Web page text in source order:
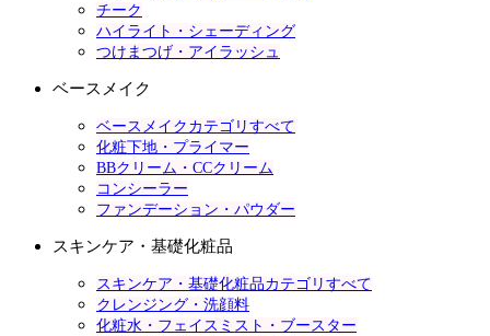
チーク
ハイライト・シェーディング
つけまつげ・アイラッシュ
ベースメイク
ベースメイクカテゴリすべて
化粧下地・プライマー
BBクリーム・CCクリーム
コンシーラー
ファンデーション・パウダー
スキンケア・基礎化粧品
スキンケア・基礎化粧品カテゴリすべて
クレンジング・洗顔料
化粧水・フェイスミスト・ブースター